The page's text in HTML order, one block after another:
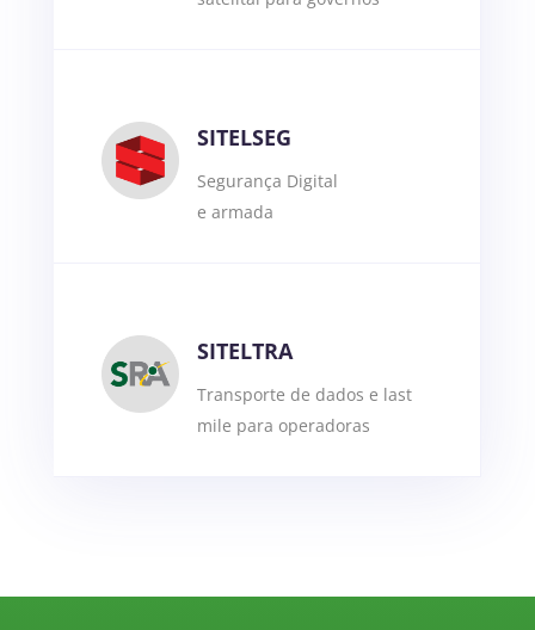
SITELSEG
Segurança Digital
e armada
SITELTRA
Transporte de dados e last
mile para operadoras